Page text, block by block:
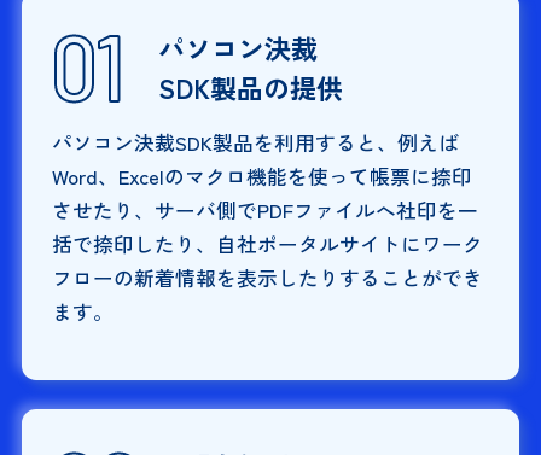
パソコン決裁
SDK製品の提供
パソコン決裁SDK製品を利用すると、例えば
Word、Excelのマクロ機能を使って帳票に捺印
させたり、サーバ側でPDFファイルへ社印を一
括で捺印したり、自社ポータルサイトにワーク
フローの新着情報を表示したりすることができ
ます。